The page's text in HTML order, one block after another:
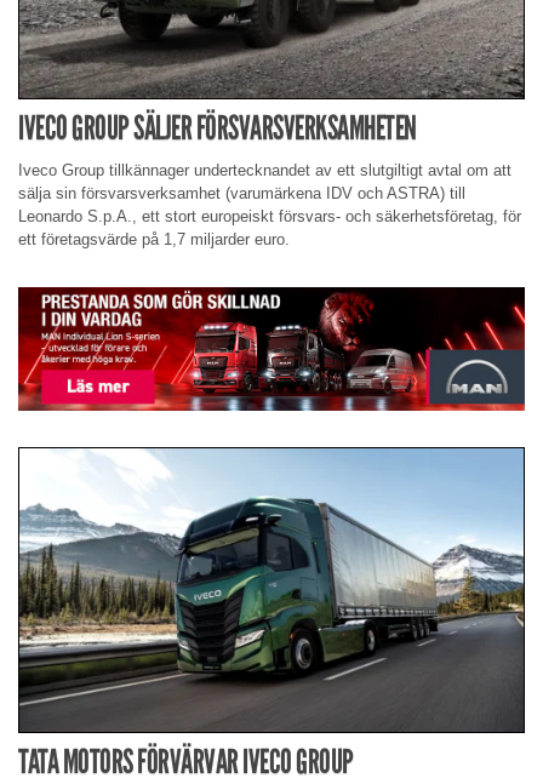
IVECO GROUP SÄLJER FÖRSVARSVERKSAMHETEN
Iveco Group tillkännager undertecknandet av ett slutgiltigt avtal om att
sälja sin försvarsverksamhet (varumärkena IDV och ASTRA) till
Leonardo S.p.A., ett stort europeiskt försvars- och säkerhetsföretag, för
ett företagsvärde på 1,7 miljarder euro.
TATA MOTORS FÖRVÄRVAR IVECO GROUP